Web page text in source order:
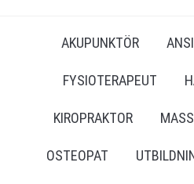
AKUPUNKTÖR
FYSIOTERAPEUT
KIROPRAKTOR
OSTEOPAT